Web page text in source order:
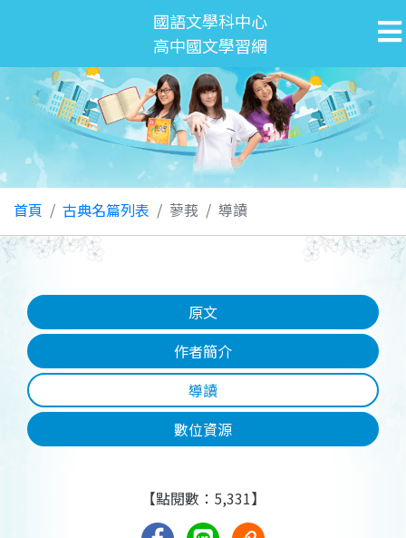
國語文學科中心
高中國文學習網
首頁 古典名篇列表 蓼莪 導讀
原文
作者簡介
導讀
數位資源
【點閱數：5,331】